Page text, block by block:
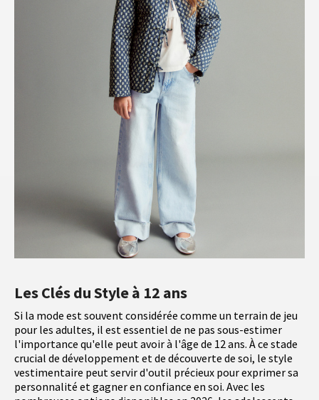
Les Clés du Style à 12 ans
Si la mode est souvent considérée comme un terrain de jeu
pour les adultes, il est essentiel de ne pas sous-estimer
l'importance qu'elle peut avoir à l'âge de 12 ans. À ce stade
crucial de développement et de découverte de soi, le style
vestimentaire peut servir d'outil précieux pour exprimer sa
personnalité et gagner en confiance en soi. Avec les